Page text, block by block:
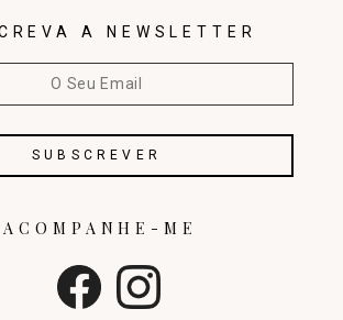
A NEWSLETTER
ACOMPANHE-ME